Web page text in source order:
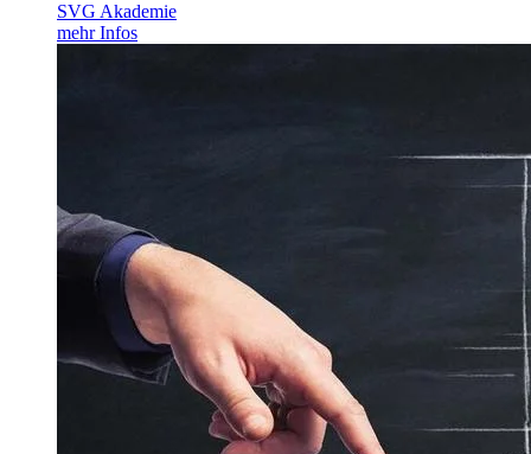
SVG Akademie
mehr Infos